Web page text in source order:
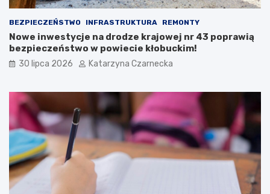
l
n
a
r
i
l
u
r
y
d
w
y
c
h
r
l
i
a
c
BEZPIECZEŃSTWO INFRASTRUKTURA REMONTY
Nowe inwestycje na drodze krajowej nr 43 poprawią
bezpieczeństwo w powiecie kłobuckim!
30 lipca 2026 Katarzyna Czarnecka